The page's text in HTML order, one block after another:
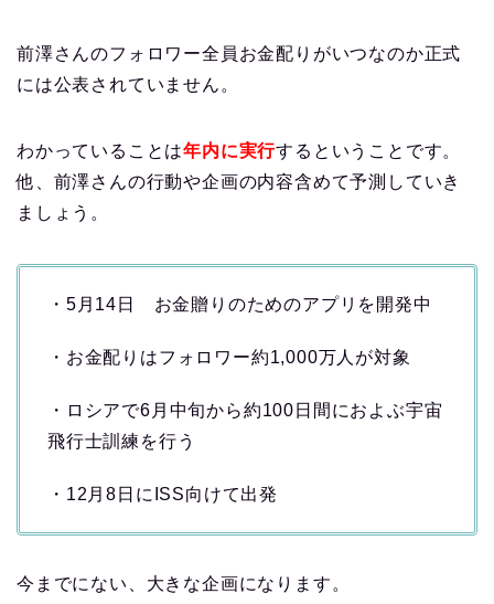
前澤さんのフォロワー全員お金配りがいつなのか正式
には公表されていません。
わかっていることは年内に実行するということです。
他、前澤さんの行動や企画の内容含めて予測していき
ましょう。
・5月14日 お金贈りのためのアプリを開発中
・お金配りはフォロワー約1,000万人が対象
・ロシアで6月中旬から約100日間におよぶ宇宙
飛行士訓練を行う
・12月8日にISS向けて出発
今までにない、大きな企画になります。